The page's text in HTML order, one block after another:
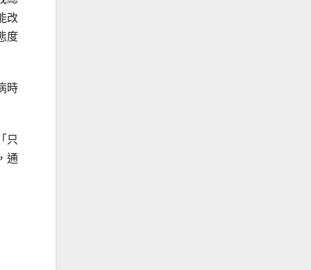
改
度
時
只
通